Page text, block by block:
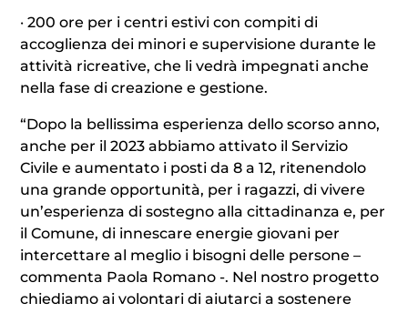
· 200 ore per i centri estivi con compiti di
accoglienza dei minori e supervisione durante le
attività ricreative, che li vedrà impegnati anche
nella fase di creazione e gestione.
“Dopo la bellissima esperienza dello scorso anno,
anche per il 2023 abbiamo attivato il Servizio
Civile e aumentato i posti da 8 a 12, ritenendolo
una grande opportunità, per i ragazzi, di vivere
un’esperienza di sostegno alla cittadinanza e, per
il Comune, di innescare energie giovani per
intercettare al meglio i bisogni delle persone –
commenta Paola Romano -. Nel nostro progetto
chiediamo ai volontari di aiutarci a sostenere